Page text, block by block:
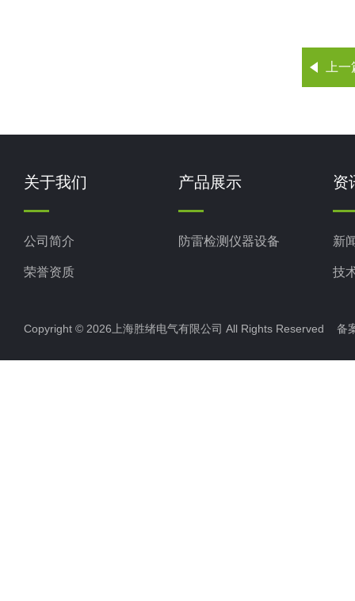
上
关于我们
公司简介
荣誉资质
产品展示
防雷检测仪器设备
资
新
技
Copyright © 2026上海胜绪电气有限公司 All Rights Reserved 备